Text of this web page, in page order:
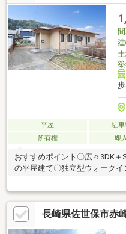
更や窓工事も承っております
いやすい間取り・日当たり良
分・マルキョウ日野店徒歩約9
平屋 駐車
所有権
即
おすすめポイント〇広々3DK
の平屋建て〇独立型ウォークイ
り 空き家になっており
す！まずはお問い合わせくださ
長崎県佐世保市赤